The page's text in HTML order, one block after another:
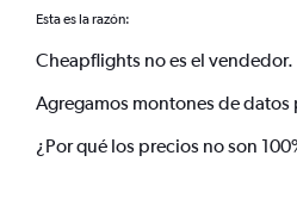
Esta es la razón:
Cheapflights no es el vendedor.
Agregamos montones de datos
¿Por qué los precios no son